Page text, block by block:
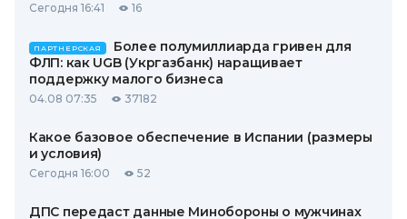
Сегодня 16:41 16
ПАРТНЕРСКАЯ
Более полумиллиарда гривен для
ФЛП: как UGB (Укргазбанк) наращивает
поддержку малого бизнеса
04.08 07:35 37182
Какое базовое обеспечение в Испании (размеры
и условия)
Сегодня 16:00 52
ДПС передаст данные Минобороны о мужчинах